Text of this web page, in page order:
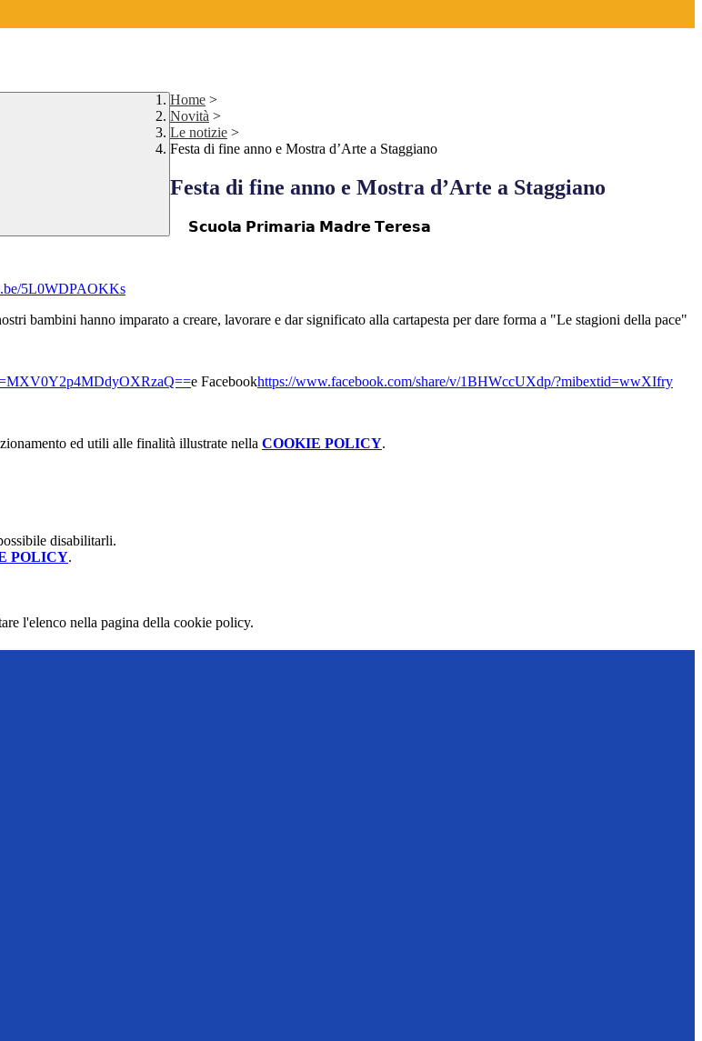
Home >
Novità >
Le notizie >
Festa di fine anno e Mostra d’Arte a Staggiano
Festa di fine anno e Mostra d’Arte a Staggiano
𝗦𝗰𝘂𝗼𝗹𝗮 𝗣𝗿𝗶𝗺𝗮𝗿𝗶𝗮 𝗠𝗮𝗱𝗿𝗲 𝗧𝗲𝗿𝗲𝘀𝗮
5L0WDPAOKKs
bambini hanno imparato a creare, lavorare e dar significato alla cartapesta per dare forma a "Le stagioni della pace"
e Facebookhttps://www.facebook.com/share/v/1BHWccUXdp/?mibextid=wwXIfry
ed utili alle finalità illustrate nella COOKIE POLICY.
disabilitarli.
POLICY.
l'elenco nella pagina della cookie policy.